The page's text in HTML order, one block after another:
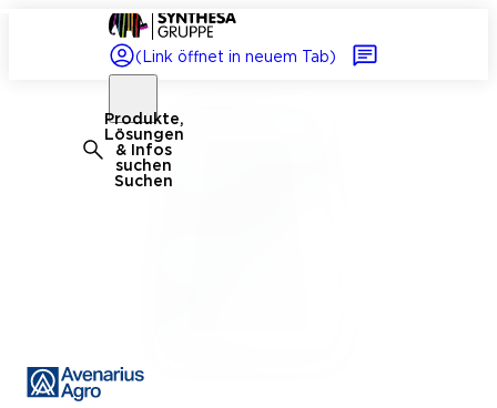
(Link öffnet in neuem Tab)
Produkte,
Lösungen
& Infos
suchen
Suchen